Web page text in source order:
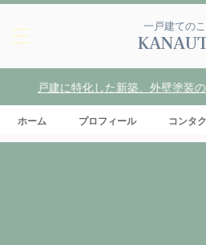
一戸建ての
特化した新築、外壁塗装のノウハウ
ホーム プロフィール コンタ